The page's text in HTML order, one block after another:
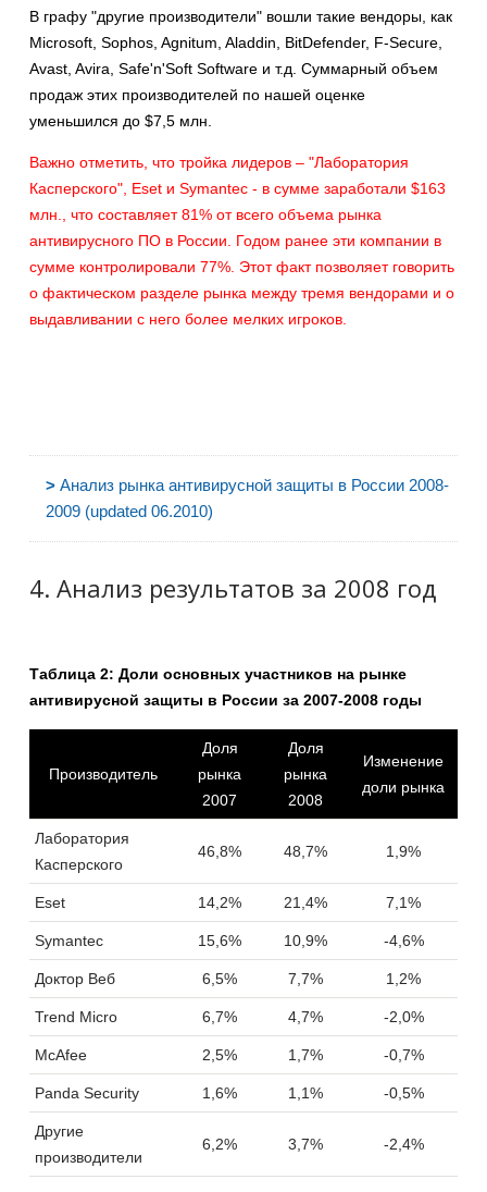
В графу "другие производители" вошли такие вендоры, как
Microsoft, Sophos, Agnitum, Aladdin, BitDefender, F-Secure,
Avast, Avira, Safe'n'Soft Software и т.д. Суммарный объем
продаж этих производителей по нашей оценке
уменьшился до $7,5 млн.
Важно отметить, что тройка лидеров – "Лаборатория
Касперского", Eset и Symantec - в сумме заработали $163
млн., что составляет 81% от всего объема рынка
антивирусного ПО в России. Годом ранее эти компании в
сумме контролировали 77%. Этот факт позволяет говорить
о фактическом разделе рынка между тремя вендорами и о
выдавливании с него более мелких игроков.
> Анализ рынка антивирусной защиты в России 2008-
2009 (updated 06.2010)
4. Анализ результатов за 2008 год
Таблица 2: Доли основных участников на рынке
антивирусной защиты в России за 2007-2008 годы
Производитель
Доля
рынка
2007
Доля
рынка
2008
Изменение
доли рынка
Лаборатория
Касперского
46,8% 48,7% 1,9%
Eset 14,2% 21,4% 7,1%
Symantec 15,6% 10,9% -4,6%
Доктор Веб 6,5% 7,7% 1,2%
Trend Micro 6,7% 4,7% -2,0%
McAfee 2,5% 1,7% -0,7%
Panda Security 1,6% 1,1% -0,5%
Другие
производители
6,2% 3,7% -2,4%